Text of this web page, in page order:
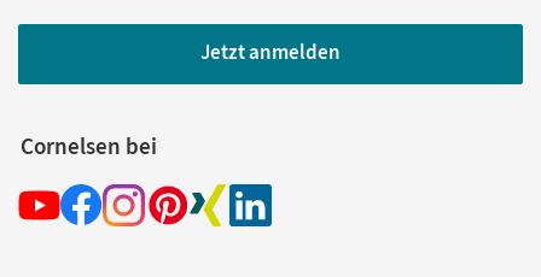
Jetzt anmelden
Cornelsen bei